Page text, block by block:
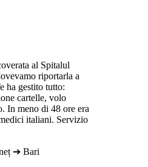
al Spitalul
riportarla a
ha gestito tutto:
cartelle, volo
In meno di 48 ore era
italiani. Servizio
➔ Bari